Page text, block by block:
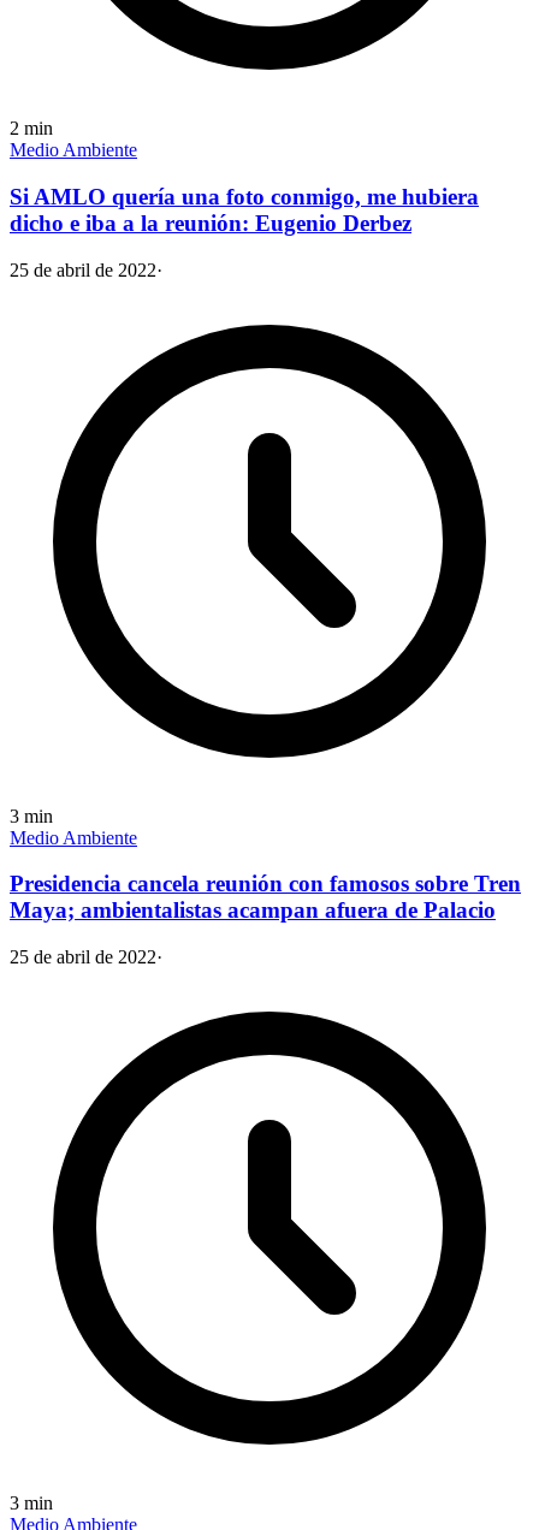
2 min
Medio Ambiente
Si AMLO quería una foto conmigo, me hubiera
dicho e iba a la reunión: Eugenio Derbez
25 de abril de 2022·
3 min
Medio Ambiente
Presidencia cancela reunión con famosos sobre Tren
Maya; ambientalistas acampan afuera de Palacio
25 de abril de 2022·
3 min
Medio Ambiente